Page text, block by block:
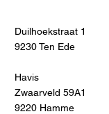
Duilhoekstraat 1
9230 Ten Ede
Havis
Zwaarveld 59A1
9220 Hamme